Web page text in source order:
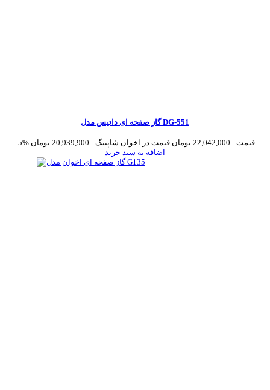
گاز صفحه ای داتیس مدل DG-551
-5% قیمت : 22,042,000 تومان قیمت در اخوان شاپینگ : 20,939,900 تومان
اضافه به سبد خرید